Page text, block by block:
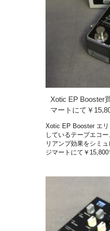
Xotic EP Booster
マートにて￥
Xotic EP Booster エ
しているテープエコ
リアンプ効果をシミ
ジマートにて￥